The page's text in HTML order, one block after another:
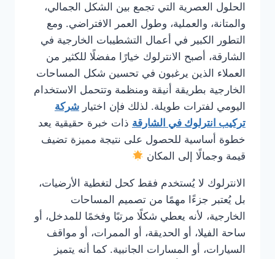
الحلول العصرية التي تجمع بين الشكل الجمالي،
والمتانة، والعملية، وطول العمر الافتراضي. ومع
التطور الكبير في أعمال التشطيبات الخارجية في
الشارقة، أصبح الانترلوك خيارًا مفضلًا للكثير من
العملاء الذين يرغبون في تحسين شكل المساحات
الخارجية بطريقة أنيقة ومنظمة وتتحمل الاستخدام
اليومي لفترات طويلة. لذلك فإن اختيار شركة
تركيب انترلوك في الشارقة ذات خبرة حقيقية يعد
خطوة أساسية للحصول على نتيجة مميزة تضيف
قيمة وجمالًا إلى المكان
الانترلوك لا يُستخدم فقط كحل لتغطية الأرضيات،
بل يُعتبر جزءًا مهمًا من تصميم المساحات
الخارجية، لأنه يعطي شكلًا مرتبًا وفخمًا للمدخل، أو
ساحة الفيلا، أو الحديقة، أو الممرات، أو مواقف
السيارات، أو المسارات الجانبية. كما أنه يتميز